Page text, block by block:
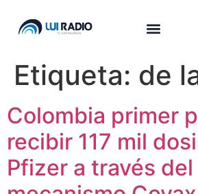
Etiqueta: de
Colombia primer
recibir 117 mil
Pfizer a través del